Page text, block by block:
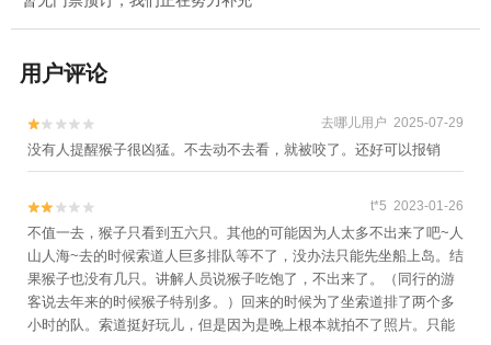
用户评论

 去哪儿用户 2025-07-29
没有人提醒猴子很凶猛。不去动不去看，就被咬了。还好可以报销

 t*5 2023-01-26
不值一去，猴子只看到五六只。其他的可能因为人太多不出来了吧~人
山人海~去的时候索道人巨多排队等不了，没办法只能先坐船上岛。结
果猴子也没有几只。讲解人员说猴子吃饱了，不出来了。（同行的游
客说去年来的时候猴子特别多。）回来的时候为了坐索道排了两个多
小时的队。索道挺好玩儿，但是因为是晚上根本就拍不了照片。只能